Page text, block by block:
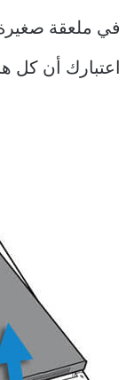
في ملعقة
اعتبارك أن كل